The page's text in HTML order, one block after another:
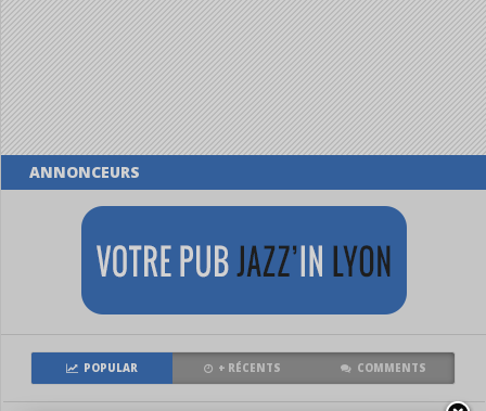
ANNONCEURS
POPULAR + RÉCENTS COMMENTS